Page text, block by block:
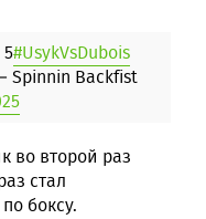
5#UsykVsDubois
Spinnin Backfist
во второй раз
стал
боксу.